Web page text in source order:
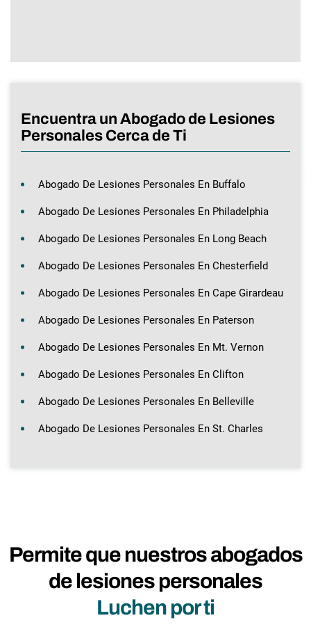
Encuentra un Abogado de Lesiones
Personales Cerca de Ti
Abogado De Lesiones Personales En Buffalo
Abogado De Lesiones Personales En Philadelphia
Abogado De Lesiones Personales En Long Beach
Abogado De Lesiones Personales En Chesterfield
Abogado De Lesiones Personales En Cape Girardeau
Abogado De Lesiones Personales En Paterson
Abogado De Lesiones Personales En Mt. Vernon
Abogado De Lesiones Personales En Clifton
Abogado De Lesiones Personales En Belleville
Abogado De Lesiones Personales En St. Charles
Permite que nuestros abogados
de lesiones personales
Luchen por ti